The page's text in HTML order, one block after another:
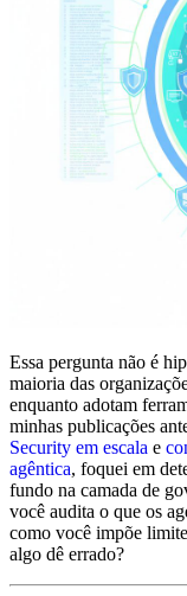
Essa pergunta não é
maioria das
enquanto adotam
minhas publicações
Security em escala e
agêntica, foquei em
fundo na camada de
você audita o que os
como você impõe
algo dê errado?